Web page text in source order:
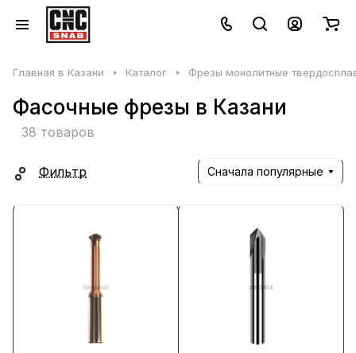
Главная в Казани Каталог Фрезы монолитные
Фасочные фрезы в Казани
38 товаров
Фильтр Сначала популярные